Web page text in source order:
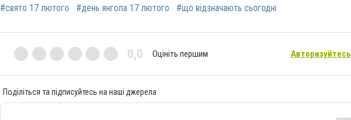
#свято 17 лютого #день янгола 17 лютого #що відзначають сьогодні
0,0 Оцініть першим Авторизуйтесь
Поділіться та підписуйтесь на наші джерела